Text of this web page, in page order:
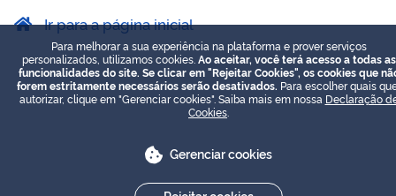
Ir para a página inicial
Para melhorar a sua experiência na plataforma e prover serviços
personalizados, utilizamos cookies. Ao aceitar, você terá acesso a todas as
funcionalidades do site. Se clicar em "Rejeitar Cookies", os cookies que
forem estritamente necessários serão desativados. Para escolher quais
autorizar, clique em "Gerenciar cookies". Saiba mais em nossa Declaração
Cookies
Gerenciar cookies